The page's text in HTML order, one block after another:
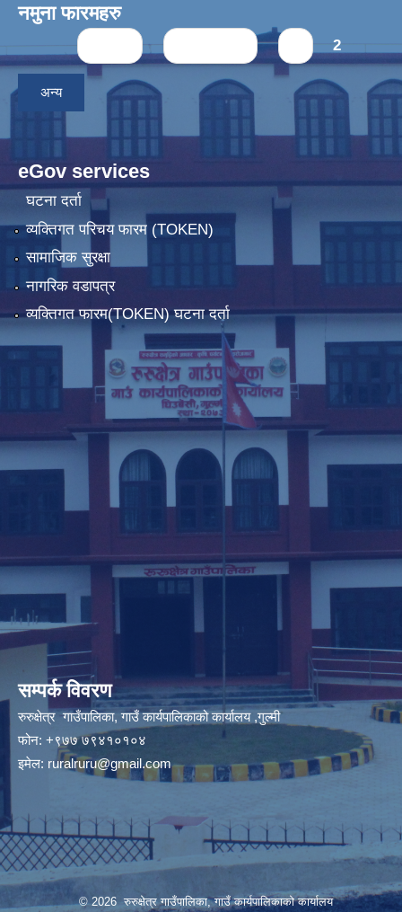
नमुना फारमहरु
Pages 2
अन्य
eGov services
घटना दर्ता
व्यक्तिगत परिचय फारम (TOKEN)
सामाजिक सुरक्षा
नागरिक वडापत्र
व्यक्तिगत फारम(TOKEN) घटना दर्ता
सम्पर्क विवरण
रुरुक्षेत्र गाउँपालिका, गाउँ कार्यपालिकाको कार्यालय ,गुल्मी
फोन: +९७७ ७९४१०१०४
इमेल: ruralruru@gmail.com
© 2026 रुरुक्षेत्र गाउँपालिका, गाउँ कार्यपालिकाको कार्यालय